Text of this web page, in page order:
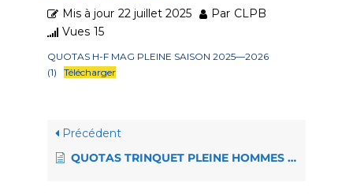
Mis à jour 22 juillet 2025 Par CLPB
Vues 15
QUOTAS H-F MAG PLEINE SAISON 2025—2026
(1)
Télécharger
Précédent
QUOTAS TRINQUET PLEINE HOMMES / FEMININES – SAISON SPORTIVE 2025/2026